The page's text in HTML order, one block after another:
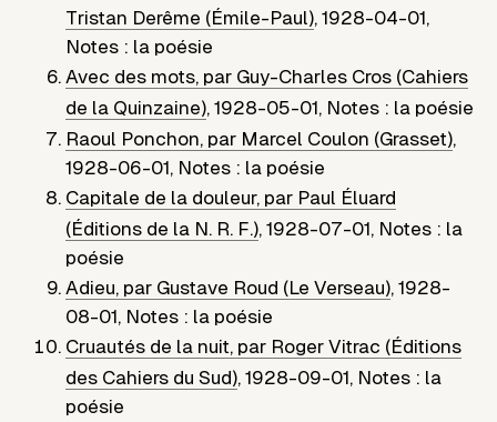
Tristan Derême (Émile-Paul),1928-04-01,
Notes : la poésie
Avec des mots, par Guy-Charles Cros (Cahiers
de la Quinzaine),1928-05-01, Notes : la poésie
Raoul Ponchon, par Marcel Coulon (Grasset),
1928-06-01, Notes : la poésie
Capitale de la douleur, par Paul Éluard
(Éditions de la N. R. F.),1928-07-01, Notes : la
poésie
Adieu, par Gustave Roud (Le Verseau),1928-
08-01, Notes : la poésie
Cruautés de la nuit, par Roger Vitrac (Éditions
des Cahiers du Sud),1928-09-01, Notes : la
poésie